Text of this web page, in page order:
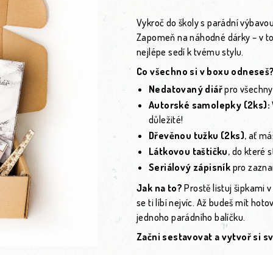
Vykroč do školy s parádní
Zapomeň na náhodné dárky – v
nejlépe sedí k tvému stylu.
Co všechno si v boxu odneseš?
Nedatovaný diářpro
Autorské samolepky (2ks):
důležité!
Dřevěnou tužku (2ks), ať
Látkovou taštičku, do které
Seriálový zápisník pro
Jak na to? Prostě listuj šipkami
se ti líbí nejvíc. Až budeš mít
jednoho parádního balíčku.
Začni sestavovat a vytvoř si